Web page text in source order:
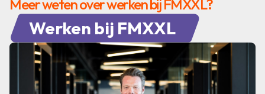
Meer weten over werken bij FMXXL?
Werken bij FMXXL